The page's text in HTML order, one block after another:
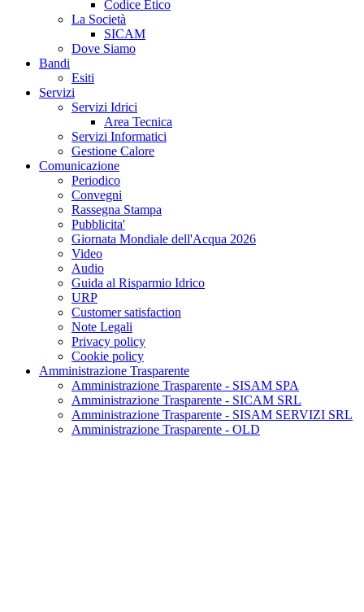
Codice Etico
La Società
SICAM
Dove Siamo
Bandi
Esiti
Servizi
Servizi Idrici
Area Tecnica
Servizi Informatici
Gestione Calore
Comunicazione
Periodico
Convegni
Rassegna Stampa
Pubblicita'
Giornata Mondiale dell'Acqua 2026
Video
Audio
Guida al Risparmio Idrico
URP
Customer satisfaction
Note Legali
Privacy policy
Cookie policy
Amministrazione Trasparente
Amministrazione Trasparente - SISAM SPA
Amministrazione Trasparente - SICAM SRL
Amministrazione Trasparente - SISAM SERVIZI SRL
Amministrazione Trasparente - OLD